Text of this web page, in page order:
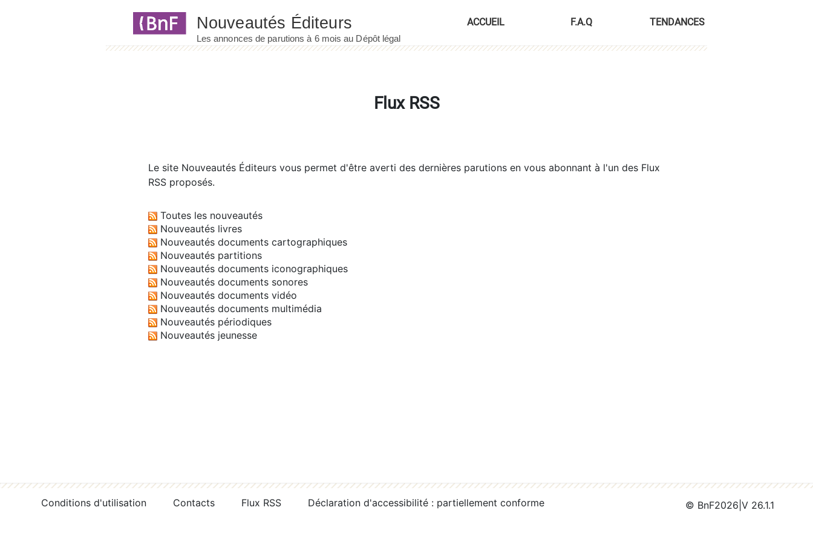
ACCUEIL F.A.Q TENDANCES
Flux RSS
Le site Nouveautés Éditeurs vous permet d'être averti des dernières parutions en vous abonnant à l'un des Flux
RSS proposés.
Toutes les nouveautés
Nouveautés livres
Nouveautés documents cartographiques
Nouveautés partitions
Nouveautés documents iconographiques
Nouveautés documents sonores
Nouveautés documents vidéo
Nouveautés documents multimédia
Nouveautés périodiques
Nouveautés jeunesse
Conditions d'utilisation Contacts Flux RSS Déclaration d'accessibilité : partiellement conforme © BnF2026 V 26.1.1